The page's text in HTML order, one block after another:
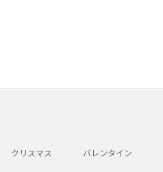
クリスマス バレンタイン